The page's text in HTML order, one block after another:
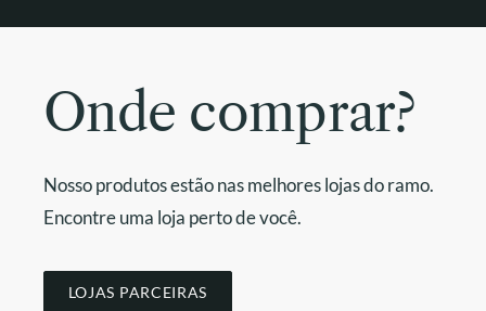
Onde comprar?
Nosso produtos estão nas melhores lojas do ramo.
Encontre uma loja perto de você.
LOJAS PARCEIRAS